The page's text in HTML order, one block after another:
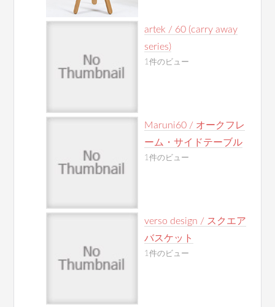
artek / 60 (carry away
series)
1件のビュー
Maruni60 / オークフレ
ーム・サイドテーブル
1件のビュー
verso design / スクエア
バスケット
1件のビュー